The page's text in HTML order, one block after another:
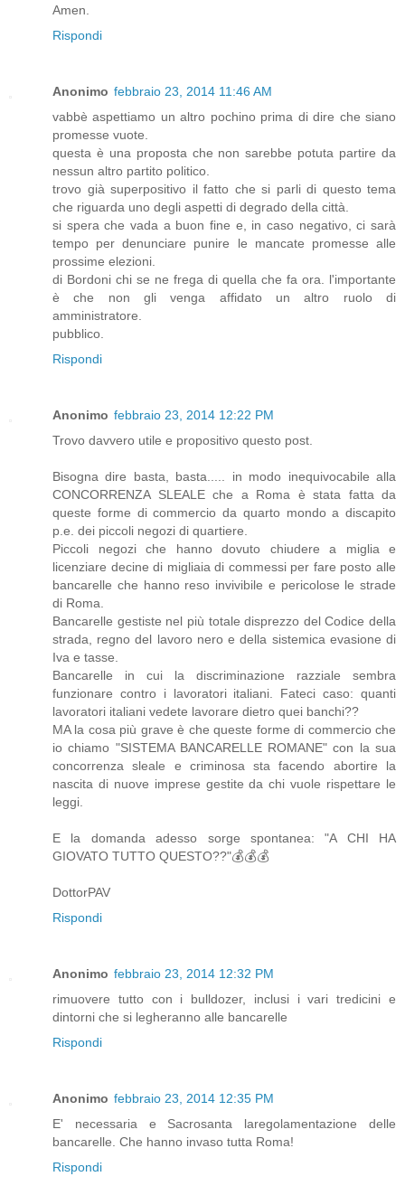
Amen.
Rispondi
Anonimo febbraio 23, 2014 11:46 AM
vabbè aspettiamo un altro pochino prima di dire che siano
promesse vuote.
questa è una proposta che non sarebbe potuta partire da
nessun altro partito politico.
trovo già superpositivo il fatto che si parli di questo tema
che riguarda uno degli aspetti di degrado della città.
si spera che vada a buon fine e, in caso negativo, ci sarà
tempo per denunciare punire le mancate promesse alle
prossime elezioni.
di Bordoni chi se ne frega di quella che fa ora. l'importante
è che non gli venga affidato un altro ruolo di
amministratore.
pubblico.
Rispondi
Anonimo febbraio 23, 2014 12:22 PM
Trovo davvero utile e propositivo questo post.
Bisogna dire basta, basta..... in modo inequivocabile alla
CONCORRENZA SLEALE che a Roma è stata fatta da
queste forme di commercio da quarto mondo a discapito
p.e. dei piccoli negozi di quartiere.
Piccoli negozi che hanno dovuto chiudere a miglia e
licenziare decine di migliaia di commessi per fare posto alle
bancarelle che hanno reso invivibile e pericolose le strade
di Roma.
Bancarelle gestiste nel più totale disprezzo del Codice della
strada, regno del lavoro nero e della sistemica evasione di
Iva e tasse.
Bancarelle in cui la discriminazione razziale sembra
funzionare contro i lavoratori italiani. Fateci caso: quanti
lavoratori italiani vedete lavorare dietro quei banchi??
MA la cosa più grave è che queste forme di commercio che
io chiamo "SISTEMA BANCARELLE ROMANE" con la sua
concorrenza sleale e criminosa sta facendo abortire la
nascita di nuove imprese gestite da chi vuole rispettare le
leggi.
E la domanda adesso sorge spontanea: "A CHI HA
GIOVATO TUTTO QUESTO??"💰💰💰
DottorPAV
Rispondi
Anonimo febbraio 23, 2014 12:32 PM
rimuovere tutto con i bulldozer, inclusi i vari tredicini e
dintorni che si legheranno alle bancarelle
Rispondi
Anonimo febbraio 23, 2014 12:35 PM
E' necessaria e Sacrosanta laregolamentazione delle
bancarelle. Che hanno invaso tutta Roma!
Rispondi